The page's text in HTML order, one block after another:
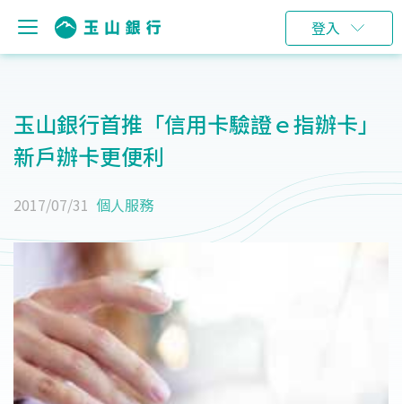
登入
玉山銀行首推「信用卡驗證ｅ指辦卡」
新戶辦卡更便利
2017/07/31 個人服務